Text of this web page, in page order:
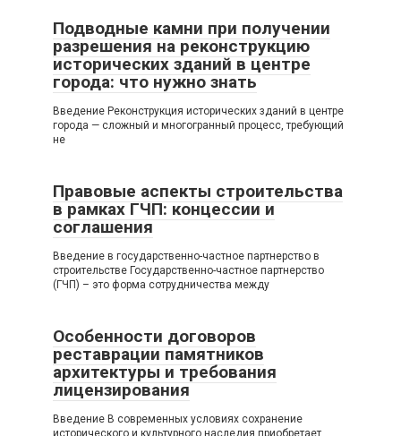
Подводные камни при получении
разрешения на реконструкцию
исторических зданий в центре
города: что нужно знать
Введение Реконструкция исторических зданий в центре
города — сложный и многогранный процесс, требующий
не
Правовые аспекты строительства
в рамках ГЧП: концессии и
соглашения
Введение в государственно-частное партнерство в
строительстве Государственно-частное партнерство
(ГЧП) – это форма сотрудничества между
Особенности договоров
реставрации памятников
архитектуры и требования
лицензирования
Введение В современных условиях сохранение